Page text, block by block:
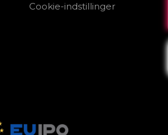
Cookie-indstillinger